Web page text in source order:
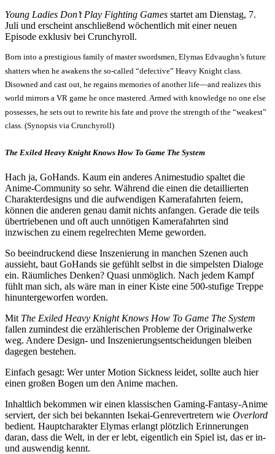
Young Ladies Don’t Play Fighting Games startet am Dienstag, 7.
Juli und erscheint anschließend wöchentlich mit einer neuen
Episode exklusiv bei Crunchyroll.
Born into a prestigious family of master swordsmen, Elymas Edvaughn’s future
shatters when he awakens the so-called “defective” Heavy Knight class.
Disowned and cast out, he regains memories of another life—and realizes this
world mirrors a VR game he once mastered. Armed with knowledge no one else
possesses, he sets out to rewrite his fate and prove the strength of the “weakest”
class. (Synopsis via Crunchyroll)
The Exiled Heavy Knight Knows How To Game The System
Hach ja, GoHands. Kaum ein anderes Animestudio spaltet die
Anime-Community so sehr. Während die einen die detaillierten
Charakterdesigns und die aufwendigen Kamerafahrten feiern,
können die anderen genau damit nichts anfangen. Gerade die teils
übertriebenen und oft auch unnötigen Kamerafahrten sind
inzwischen zu einem regelrechten Meme geworden.
So beeindruckend diese Inszenierung in manchen Szenen auch
aussieht, baut GoHands sie gefühlt selbst in die simpelsten Dialoge
ein. Räumliches Denken? Quasi unmöglich. Nach jedem Kampf
fühlt man sich, als wäre man in einer Kiste eine 500-stufige Treppe
hinuntergeworfen worden.
Mit The Exiled Heavy Knight Knows How To Game The System
fallen zumindest die erzählerischen Probleme der Originalwerke
weg. Andere Design- und Inszenierungsentscheidungen bleiben
dagegen bestehen.
Einfach gesagt: Wer unter Motion Sickness leidet, sollte auch hier
einen großen Bogen um den Anime machen.
Inhaltlich bekommen wir einen klassischen Gaming-Fantasy-Anime
serviert, der sich bei bekannten Isekai-Genrevertretern wie Overlord
bedient. Hauptcharakter Elymas erlangt plötzlich Erinnerungen
daran, dass die Welt, in der er lebt, eigentlich ein Spiel ist, das er in-
und auswendig kennt.